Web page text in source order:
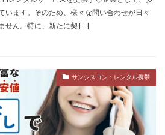
います。そのため、様々な問い合わせが日々
せん。特に、新たに契 […]
サンシスコン：レンタル携帯